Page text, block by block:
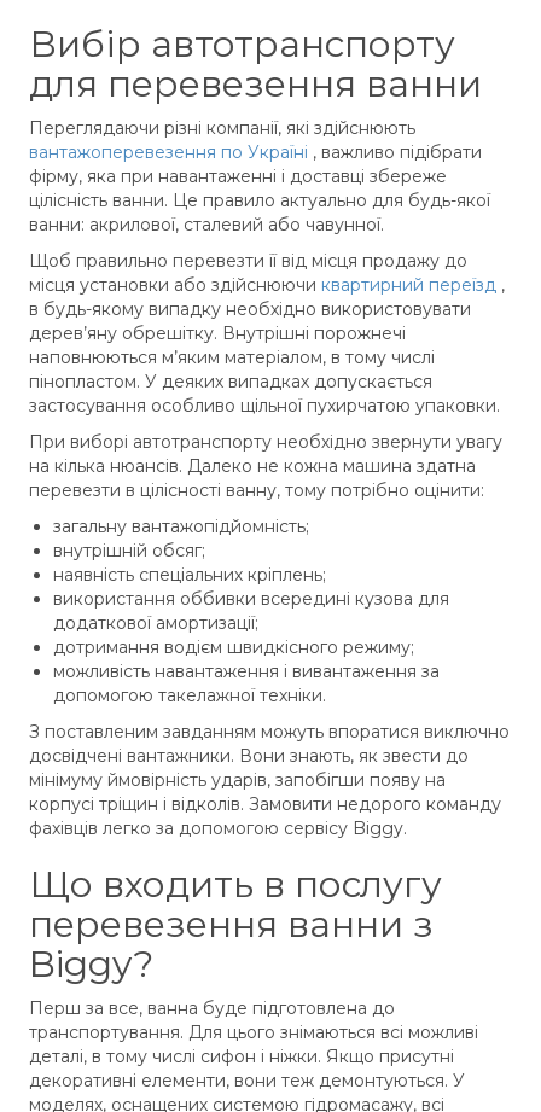
Вибір автотранспорту
для перевезення ванни
Переглядаючи різні компанії, які здійснюють
вантажоперевезення по Україні , важливо підібрати
фірму, яка при навантаженні і доставці збереже
цілісність ванни. Це правило актуально для будь-якої
ванни: акрилової, сталевий або чавунної.
Щоб правильно перевезти її від місця продажу до
місця установки або здійснюючи квартирний переїзд ,
в будь-якому випадку необхідно використовувати
дерев’яну обрешітку. Внутрішні порожнечі
наповнюються м’яким матеріалом, в тому числі
пінопластом. У деяких випадках допускається
застосування особливо щільної пухирчатою упаковки.
При виборі автотранспорту необхідно звернути увагу
на кілька нюансів. Далеко не кожна машина здатна
перевезти в цілісності ванну, тому потрібно оцінити:
загальну вантажопідйомність;
внутрішній обсяг;
наявність спеціальних кріплень;
використання оббивки всередині кузова для
додаткової амортизації;
дотримання водієм швидкісного режиму;
можливість навантаження і вивантаження за
допомогою такелажної техніки.
З поставленим завданням можуть впоратися виключно
досвідчені вантажники. Вони знають, як звести до
мінімуму ймовірність ударів, запобігши появу на
корпусі тріщин і відколів. Замовити недорого команду
фахівців легко за допомогою сервісу Biggy.
Що входить в послугу
перевезення ванни з
Biggy?
Перш за все, ванна буде підготовлена ​​до
транспортування. Для цього знімаються всі можливі
деталі, в тому числі сифон і ніжки. Якщо присутні
декоративні елементи, вони теж демонтуються. У
моделях, оснащених системою гідромасажу, всі